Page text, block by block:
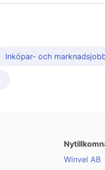
Inköpar- och
Winvel AB